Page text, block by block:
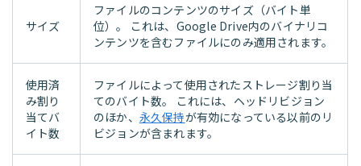
サイズ
ファイルのコンテンツのサイズ（バイト単
位）。 これは、Google Drive内のバイナリコ
ンテンツを含むファイルにのみ適用されます。
使用済
み割り
当てバ
イト数
ファイルによって使用されたストレージ割り当
てのバイト数。 これには、ヘッドリビジョン
のほか、 永久保持が有効になっている以前のリ
ビジョンが含まれます。